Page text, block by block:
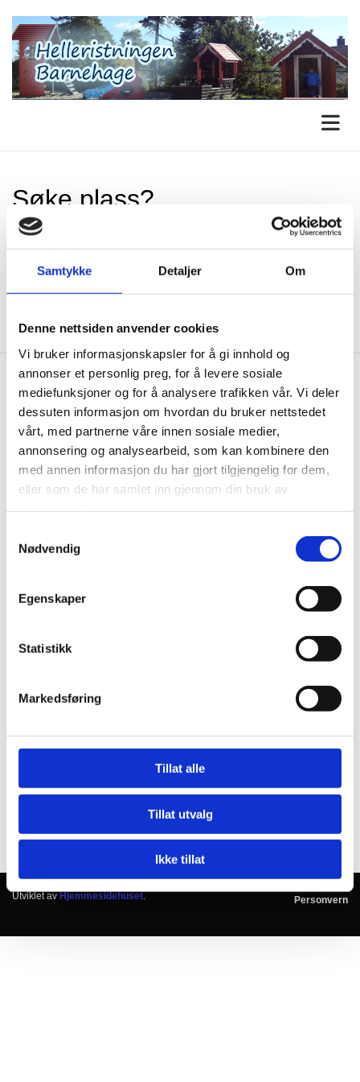
Samtykke Detaljer Om
Denne nettsiden anvender cookies
Vi bruker informasjonskapsler for å gi innhold og
annonser et personlig preg, for å levere sosiale
mediefunksjoner og for å analysere trafikken vår. Vi deler
dessuten informasjon om hvordan du bruker nettstedet
vårt, med partnerne våre innen sosiale medier,
annonsering og analysearbeid, som kan kombinere den
med annen informasjon du har gjort tilgjengelig for dem,
eller som de har samlet inn gjennom din bruk av
Nødvendig
Egenskaper
Statistikk
Markedsføring
Tillat alle
Tillat utvalg
Ikke tillat
Søke plass?
Ønsker du å søke plass, finner du
nettsidene til Drammen kommune.
Helleristningen Barnehage
 Helleristningen 45
3038 Drammen
Kontakt oss
 +47 416 90 805
Mandag - Fredag 07:15 - 16:45
Utviklet avHjemmesidehuset. Personvern